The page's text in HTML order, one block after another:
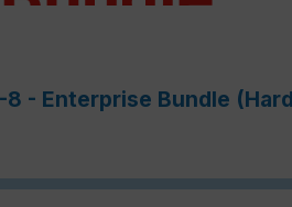
- Enterprise Bundle